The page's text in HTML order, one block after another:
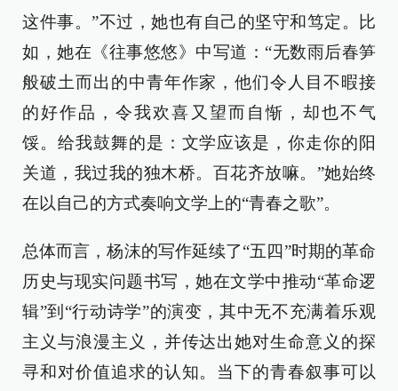
这件事。”不过，她也有自己的坚守和笃定。比
如，她在《往事悠悠》中写道：“无数雨后春笋
般破土而出的中青年作家，他们令人目不暇接
的好作品，令我欢喜又望而自惭，却也不气
馁。给我鼓舞的是：文学应该是，你走你的阳
关道，我过我的独木桥。百花齐放嘛。”她始终
在以自己的方式奏响文学上的“青春之歌”。
总体而言，杨沫的写作延续了“五四”时期的革命
历史与现实问题书写，她在文学中推动“革命逻
辑”到“行动诗学”的演变，其中无不充满着乐观
主义与浪漫主义，并传达出她对生命意义的探
寻和对价值追求的认知。当下的青春叙事可以